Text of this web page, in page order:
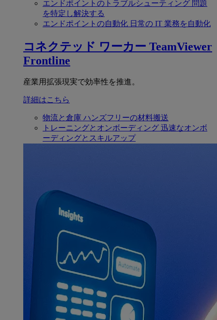
エンドポイントのトラブルシューティング 問題
を特定し解決する
エンドポイントの自動化 日常の IT 業務を自動化
コネクテッド ワーカー TeamViewer
Frontline
産業用拡張現実で効率性を推進。
詳細はこちら
物流と倉庫 ハンズフリーの材料搬送
トレーニングとオンボーディング 迅速なオンボ
ーディングとスキルアップ